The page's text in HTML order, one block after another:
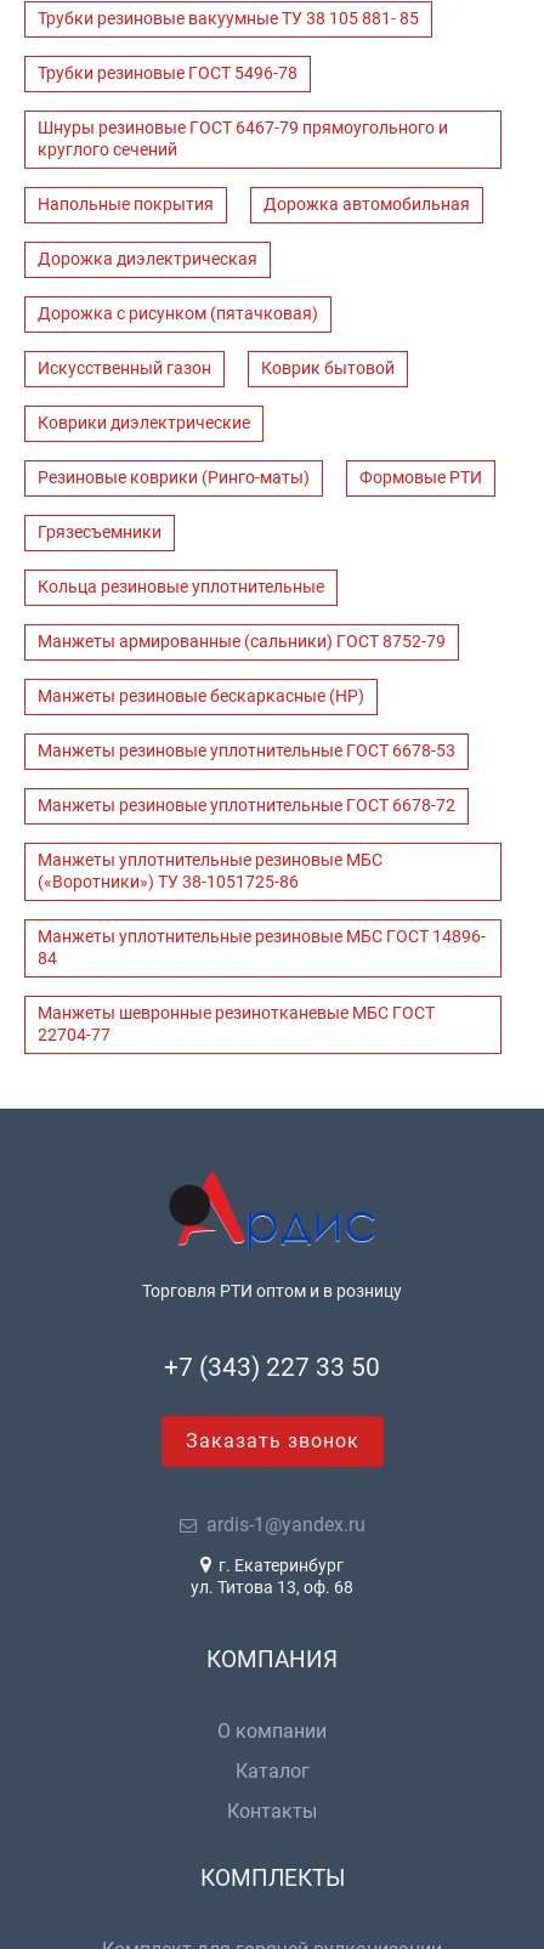
Трубки резиновые вакуумные ТУ 38 105 881- 85
Трубки резиновые ГОСТ 5496-78
Шнуры резиновые ГОСТ 6467-79 прямоугольного и
круглого сечений
Напольные покрытия Дорожка автомобильная
Дорожка диэлектрическая
Дорожка с рисунком (пятачковая)
Искусственный газон Коврик бытовой
Коврики диэлектрические
Резиновые коврики (Ринго-маты) Формовые РТИ
Грязесъемники
Кольца резиновые уплотнительные
Манжеты армированные (сальники) ГОСТ 8752-79
Манжеты резиновые бескаркасные (НР)
Манжеты резиновые уплотнительные ГОСТ 6678-53
Манжеты резиновые уплотнительные ГОСТ 6678-72
Манжеты уплотнительные резиновые МБС
(«Воротники») ТУ 38-1051725-86
Манжеты уплотнительные резиновые МБС ГОСТ 14896-
84
Манжеты шевронные резинотканевые МБС ГОСТ
22704-77
Торговля РТИ оптом и в розницу
+7 (343) 227 33 50
Заказать звонок
ardis-1@yandex.ru
г. Екатеринбург
ул. Титова 13, оф. 68
КОМПАНИЯ
О компании
Каталог
Контакты
КОМПЛЕКТЫ